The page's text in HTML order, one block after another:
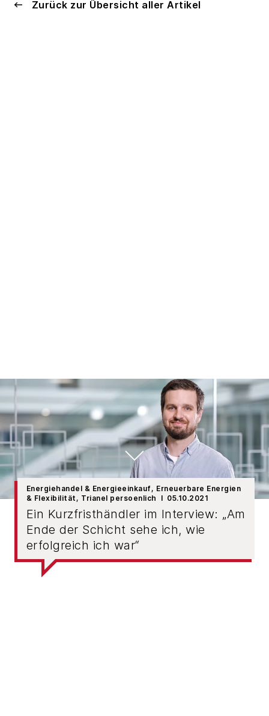
Zurück zur Übersicht aller Artikel
Energiehandel & Energieeinkauf, Erneuerbare Energien
& Flexibilität , Trianel persoenlich 05.10.2021
Ein Kurzfristhändler im Interview: „Am
Ende der Schicht sehe ich, wie
erfolgreich ich war“